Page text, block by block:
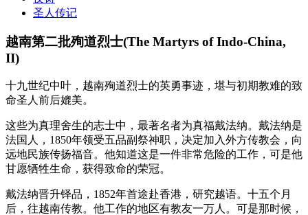
圣人传记
越南第二批殉道烈士(The Martyrs of Indo-China,
II)
十九世纪中叶，越南殉道烈士的英勇事迹，堪与初期教难的致
命圣人前后媲美。
这些为真理舍生的志士中，最著名者为真福戴法纳。戴法纳是
法国人，1850年领受五品副祭神职，决定加入外方传教会，向
远地民族传扬福音。他知道这是一件非常危险的工作，可是他
甘愿牺牲生命，获得致命的荣冠。
戴法纳晋升铎品，1852年首途赴香港，研究越语。十五个月
后，往越南传教。他工作的地区有教友一万人。可是那时候，